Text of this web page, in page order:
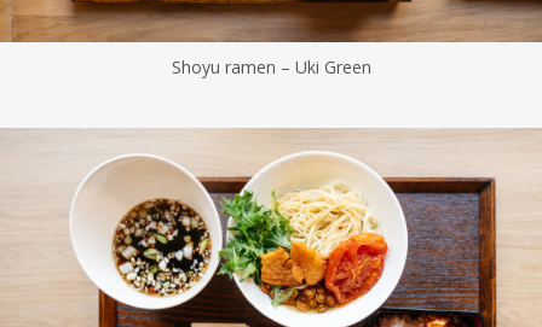
Shoyu ramen – Uki Green